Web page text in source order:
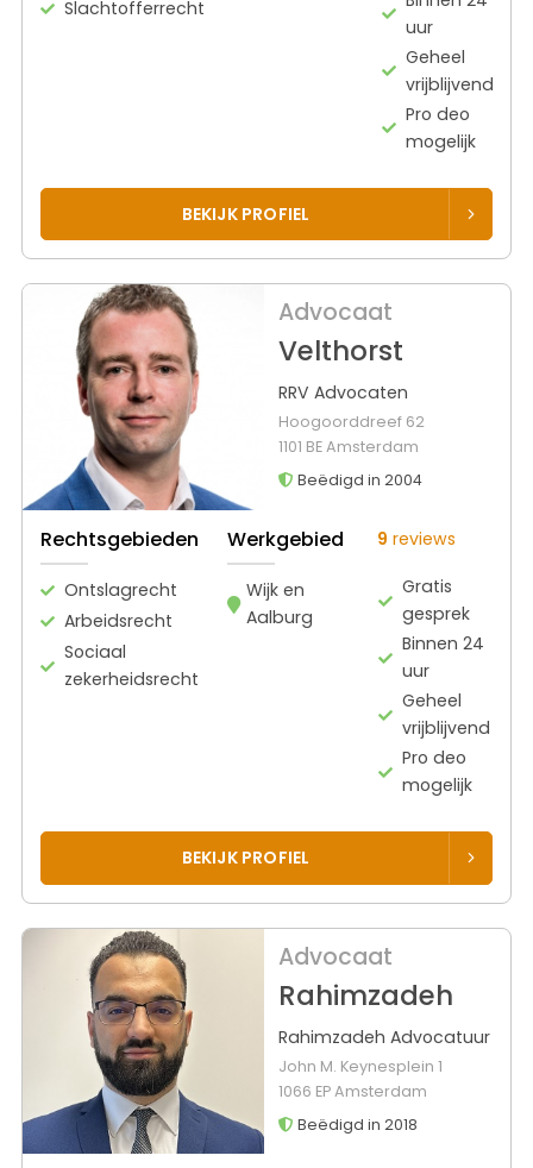
Slachtofferrecht
uur
Geheel
vrijblijvend
Pro deo
mogelijk
BEKIJK PROFIEL
Advocaat
Velthorst
RRV Advocaten
Hoogoorddreef 62
1101 BE Amsterdam
Beëdigd in 2004
Rechtsgebieden
Ontslagrecht
Arbeidsrecht
Sociaal
zekerheidsrecht
Werkgebied
Wijk en
Aalburg
9 reviews
Gratis
gesprek
Binnen 24
uur
Geheel
vrijblijvend
Pro deo
mogelijk
BEKIJK PROFIEL
Advocaat
Rahimzadeh
Rahimzadeh Advocatuur
John M. Keynesplein 1
1066 EP Amsterdam
Beëdigd in 2018